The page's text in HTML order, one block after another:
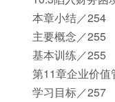
本章小结／254
主要概念／255
基本训练／255
第11章企业价值
学习目标／257